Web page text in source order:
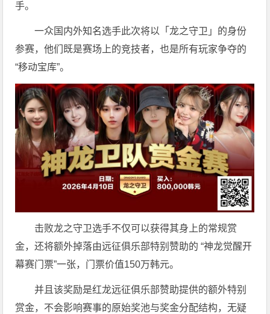
手。
一众国内外知名选手此次将以「龙之守卫」的身份
参赛，他们既是赛场上的竞技者，也是所有玩家争夺的
“移动宝库”。
击败龙之守卫选手不仅可以获得其身上的常规赏
金，还将额外掉落由远征俱乐部特别赞助的 “神龙觉醒开
幕赛门票”一张，门票价值150万韩元。
并且该奖励是红龙远征俱乐部赞助提供的额外特别
赏金，不会影响赛事的原始奖池与奖金分配结构，无疑